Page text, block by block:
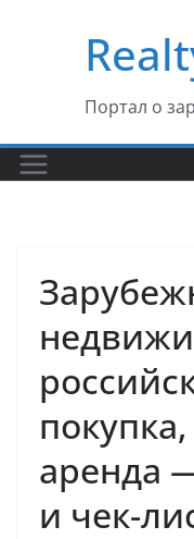
содержимому
Портал о
аренда
и чек-